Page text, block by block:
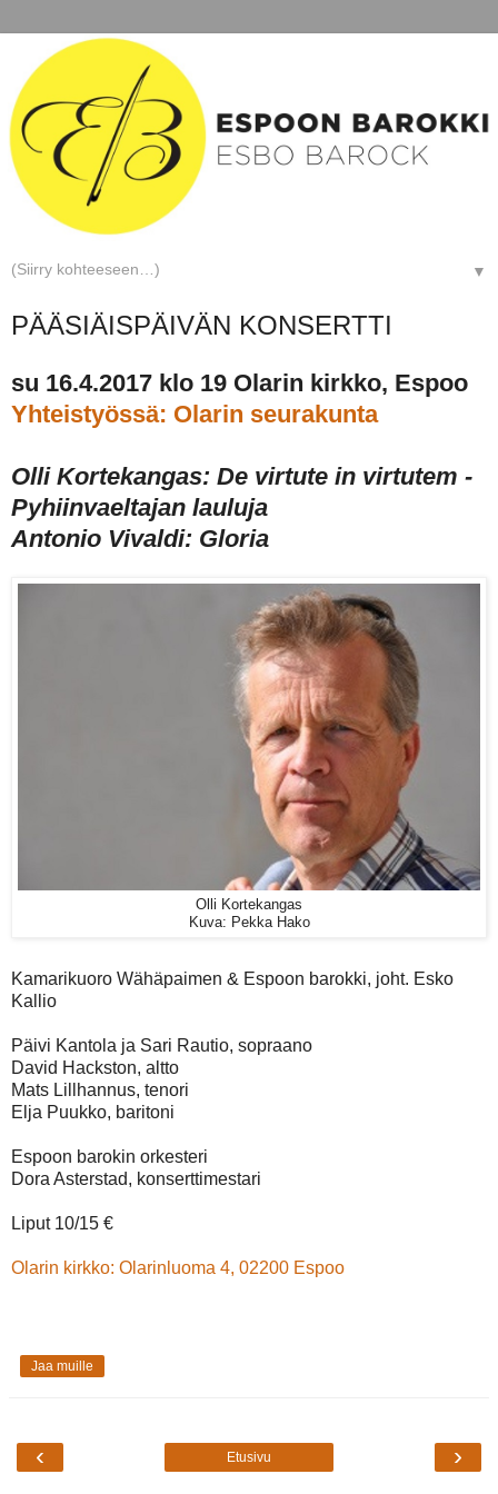
▼
PÄÄSIÄISPÄIVÄN KONSERTTI
su 16.4.2017 klo 19 Olarin kirkko, Espoo
Yhteistyössä: Olarin seurakunta
Olli Kortekangas: De virtute in virtutem -
Pyhiinvaeltajan lauluja
Antonio Vivaldi: Gloria
Olli Kortekangas
Kuva: Pekka Hako
Kamarikuoro Wähäpaimen & Espoon barokki, joht. Esko
Kallio
Päivi Kantola ja Sari Rautio, sopraano
David Hackston, altto
Mats Lillhannus, tenori
Elja Puukko, baritoni
Espoon barokin orkesteri
Dora Asterstad, konserttimestari
Liput 10/15 €
Olarin kirkko: Olarinluoma 4, 02200 Espoo
Jaa muille
‹ ›
Etusivu